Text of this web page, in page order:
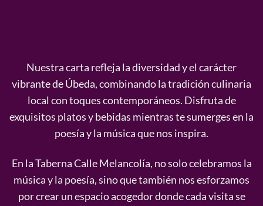
Nuestra carta refleja la diversidad y el carácter
vibrante de Úbeda, combinando la tradición culinaria
local con toques contemporáneos. Disfruta de
exquisitos platos y bebidas mientras te sumerges en la
poesía y la música que nos inspira.
En la Taberna Calle Melancolía, no solo celebramos la
música y la poesía, sino que también nos esforzamos
por crear un espacio acogedor donde cada visita se